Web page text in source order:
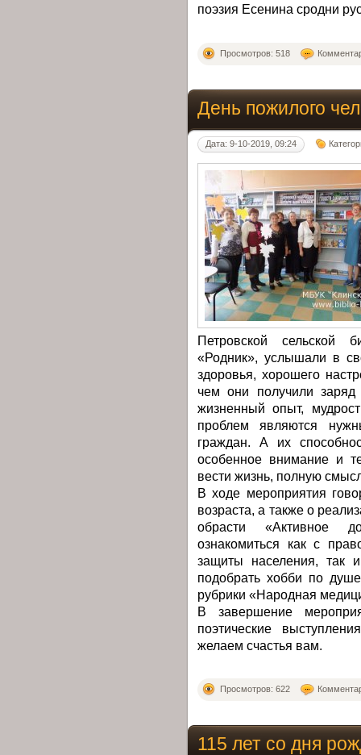
поэзия Есенина сродни
Просмотров: 518
День пожилого
Дата: 9-10-2019, 09:24
Петровской сельской
«Родник», услышали в
здоровья, хорошего
чем они получили
жизненный опыт,
проблем являются
граждан. А их
особенное внимание и
вести жизнь, полную
В ходе мероприятия
возраста, а также о
обрасти «Активное
ознакомиться как с
защиты населения, так
подобрать хобби по
рубрики «Народная
В завершение
поэтические
желаем счастья вам.
Просмотров: 622
115 лет со дня